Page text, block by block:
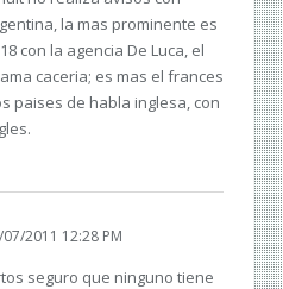
la mas prominente es
con la agencia De Luca, el
caceria; es mas el frances
paises de habla inglesa, con
2011 12:28 PM
seguro que ninguno tiene